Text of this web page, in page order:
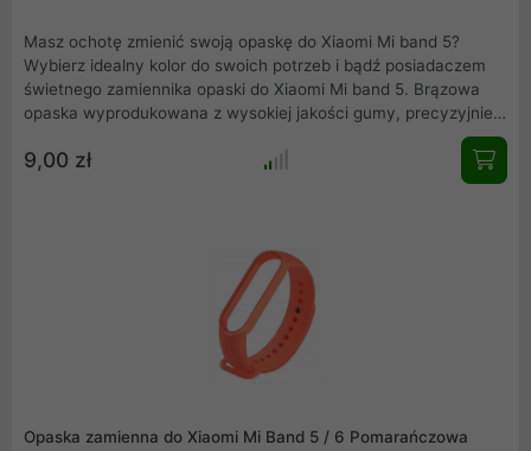
Masz ochotę zmienić swoją opaskę do Xiaomi Mi band 5?
Wybierz idealny kolor do swoich potrzeb i bądź posiadaczem
świetnego zamiennika opaski do Xiaomi Mi band 5. Brązowa
opaska wyprodukowana z wysokiej jakości gumy, precyzyjnie
Elegancka, łatwa w montażu i idealnie dopasowana do Mi band
9,00 zł
Opaska zamienna do Xiaomi Mi Band 5 / 6 Pomarańczowa